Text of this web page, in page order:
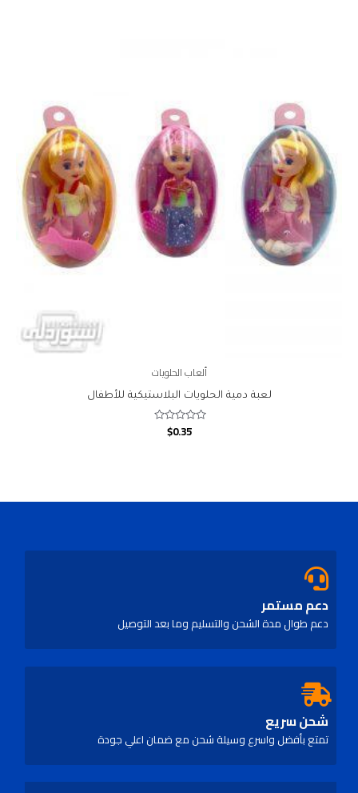
ألعاب الحلويات
لعبة دمية الحلويات البلاستيكية للأطفال
Rated
$0.35
دعم مستمر
دعم طوال مدة الشحن والتسليم وما بعد التوصيل
شحن سريع
تمتع بأفضل واسرع وسيلة شحن مع ضمان اعلي جودة